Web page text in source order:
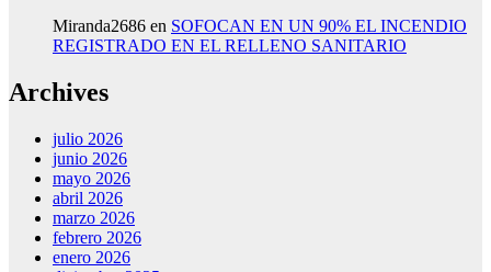
Miranda2686 en SOFOCAN EN UN 90% EL INCENDIO
REGISTRADO EN EL RELLENO SANITARIO
Archives
julio 2026
junio 2026
mayo 2026
abril 2026
marzo 2026
febrero 2026
enero 2026